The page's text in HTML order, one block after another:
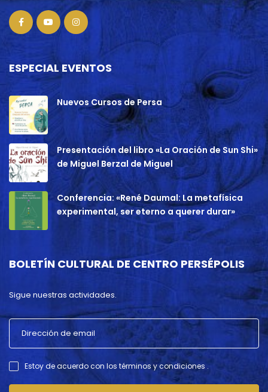
ESPECIAL EVENTOS
Nuevos Cursos de Persa
Presentación del libro «La Oración de Sun Shi»
de Miguel Berzal de Miguel
Conferencia: «René Daumal: La metafísica
experimental, ser eterno a querer durar»
BOLETÍN CULTURAL DE CENTRO PERSÉPOLIS
Sigue nuestras actividades.
Estoy de acuerdo con los términos y condiciones .